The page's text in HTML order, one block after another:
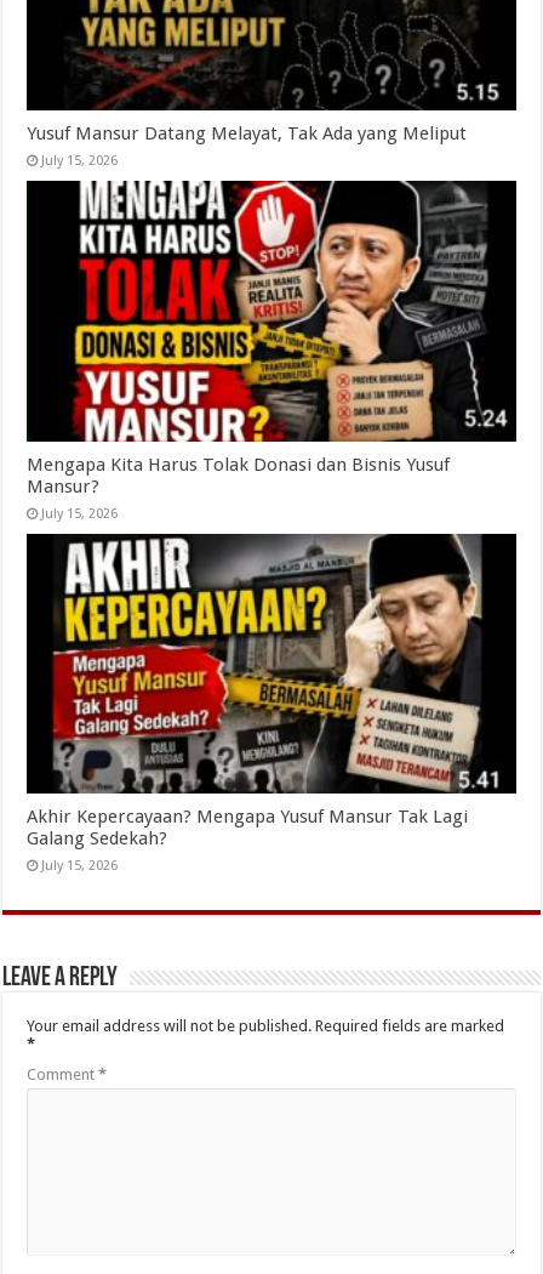
Yusuf Mansur Datang Melayat, Tak Ada yang Meliput
July 15, 2026
Mengapa Kita Harus Tolak Donasi dan Bisnis Yusuf
Mansur?
July 15, 2026
Akhir Kepercayaan? Mengapa Yusuf Mansur Tak Lagi
Galang Sedekah?
July 15, 2026
Leave a Reply
Your email address will not be published. Required fields are marked
*
Comment*